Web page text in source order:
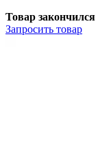
Товар закончился
Запросить товар